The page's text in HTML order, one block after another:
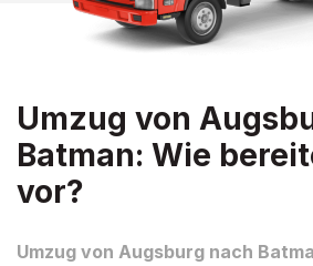
Umzug von
Batman: Wie
vor?
Umzug von Augsburg nach